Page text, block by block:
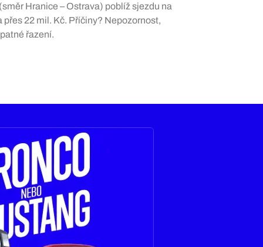
Hranice – Ostrava) poblíž sjezdu na
22 mil. Kč. Příčiny? Nepozornost,
řazení.